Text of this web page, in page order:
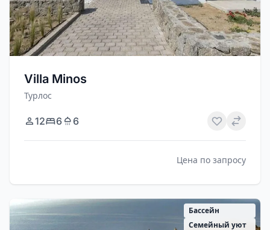
Villa Minos
Турлос
12 6 6
Цена по запросу
Бассейн
Семейный уют